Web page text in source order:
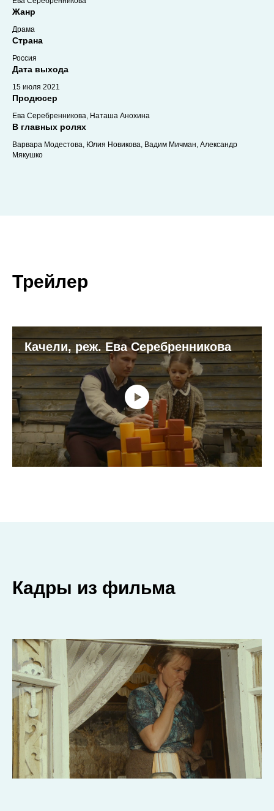
Жанр
Драма
Страна
Россия
Дата выхода
15 июля 2021
Продюсер
Ева Серебренникова, Наташа Анохина
В главных ролях
Варвара Модестова, Юлия Новикова, Вадим Мичман, Александр
Мякушко
Трейлер
Качели, реж. Ева Серебренникова
Кадры из фильма